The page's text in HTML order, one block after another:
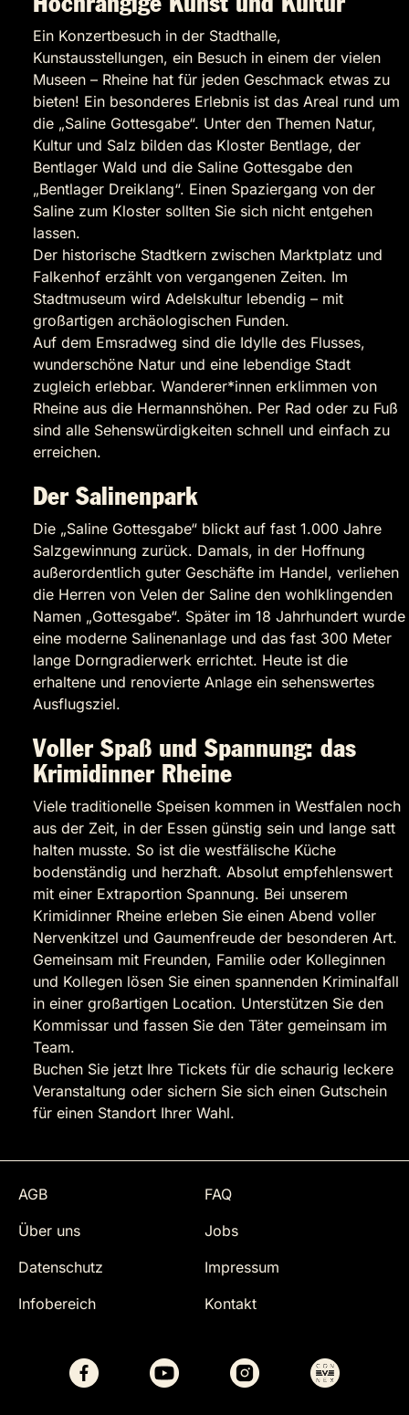
Ein Konzertbesuch in der Stadthalle,
Kunstausstellungen, ein Besuch in einem der vielen
Museen – Rheine hat für jeden Geschmack etwas zu
bieten! Ein besonderes Erlebnis ist das Areal rund um
die „Saline Gottesgabe“. Unter den Themen Natur,
Kultur und Salz bilden das Kloster Bentlage, der
Bentlager Wald und die Saline Gottesgabe den
„Bentlager Dreiklang“. Einen Spaziergang von der
Saline zum Kloster sollten Sie sich nicht entgehen
lassen.
Der historische Stadtkern zwischen Marktplatz und
Falkenhof erzählt von vergangenen Zeiten. Im
Stadtmuseum wird Adelskultur lebendig – mit
großartigen archäologischen Funden.
Auf dem Emsradweg sind die Idylle des Flusses,
wunderschöne Natur und eine lebendige Stadt
zugleich erlebbar. Wanderer*innen erklimmen von
Rheine aus die Hermannshöhen. Per Rad oder zu Fuß
sind alle Sehenswürdigkeiten schnell und einfach zu
erreichen.
Der Salinenpark
Die „Saline Gottesgabe“ blickt auf fast 1.000 Jahre
Salzgewinnung zurück. Damals, in der Hoffnung
außerordentlich guter Geschäfte im Handel, verliehen
die Herren von Velen der Saline den wohlklingenden
Namen „Gottesgabe“. Später im 18 Jahrhundert wurde
eine moderne Salinenanlage und das fast 300 Meter
lange Dorngradierwerk errichtet. Heute ist die
erhaltene und renovierte Anlage ein sehenswertes
Ausflugsziel.
Voller Spaß und Spannung: das
Krimidinner Rheine
Viele traditionelle Speisen kommen in Westfalen noch
aus der Zeit, in der Essen günstig sein und lange satt
halten musste. So ist die westfälische Küche
bodenständig und herzhaft. Absolut empfehlenswert
mit einer Extraportion Spannung. Bei unserem
Krimidinner Rheine erleben Sie einen Abend voller
Nervenkitzel und Gaumenfreude der besonderen Art.
Gemeinsam mit Freunden, Familie oder Kolleginnen
und Kollegen lösen Sie einen spannenden Kriminalfall
in einer großartigen Location. Unterstützen Sie den
Kommissar und fassen Sie den Täter gemeinsam im
Team.
Buchen Sie jetzt Ihre Tickets für die schaurig leckere
Veranstaltung oder sichern Sie sich einen Gutschein
für einen Standort Ihrer Wahl.
AGB
FAQ
Über uns
Jobs
Datenschutz
Impressum
Infobereich
Kontakt